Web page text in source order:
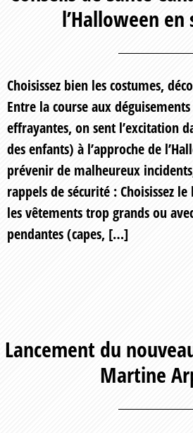
l’Halloween en
Choisissez bien les costumes,
Entre la course aux
effrayantes, on sent l’excitation
des enfants) à l’approche de
prévenir de malheureux
rappels de sécurité : Choisissez
les vêtements trop grands ou
pendantes (capes, […]
Lancement du
Martine